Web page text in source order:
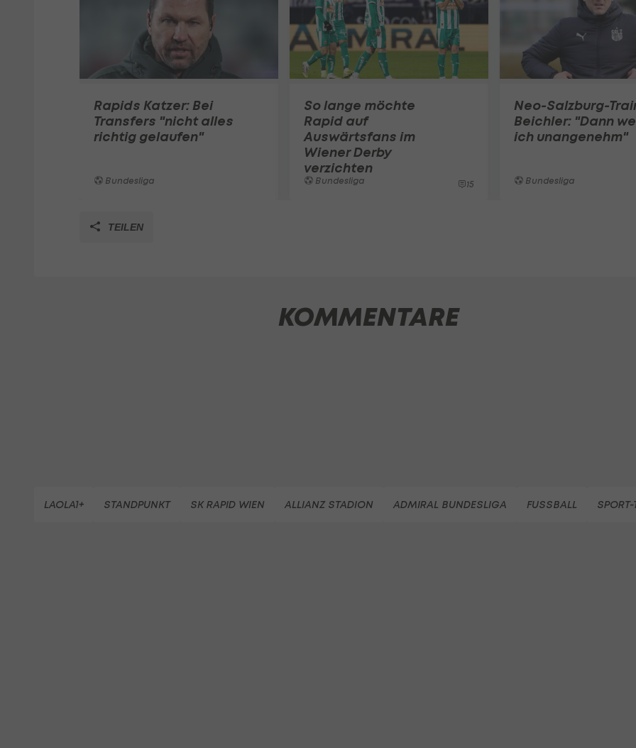
Rapids Katzer: Bei
Transfers "nicht alles
richtig gelaufen"
Bundesliga
So lange möchte
Rapid auf
Auswärtsfans im
Wiener Derby
verzichten
Bundesliga 15
Neo-Salzburg-
Beichler: "Dann
ich unangenehm"
Bundesliga
TEILEN
KOMMENTARE
LAOLA1+ STANDPUNKT SK RAPID WIEN ALLIANZ STADION ADMIRAL BUNDESLIGA FUSSBALL SPORT-